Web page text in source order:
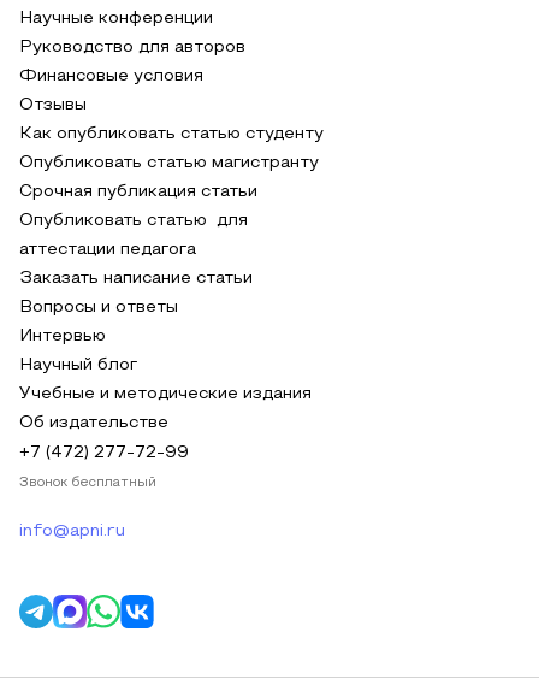
Научные конференции
Руководство для авторов
Финансовые условия
Отзывы
Как опубликовать статью студенту
Опубликовать статью магистранту
Срочная публикация статьи
Опубликовать статью для
аттестации педагога
Заказать написание статьи
Вопросы и ответы
Интервью
Научный блог
Учебные и методические издания
Об издательстве
+7 (472) 277-72-99
Звонок бесплатный
info@apni.ru